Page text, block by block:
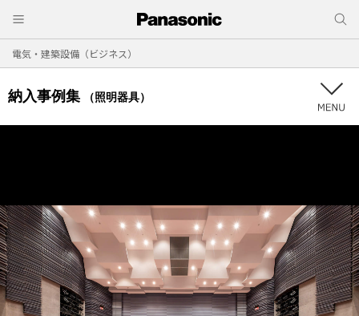
電気・建築設備（ビジネス）
納入事例集 （照明器具）